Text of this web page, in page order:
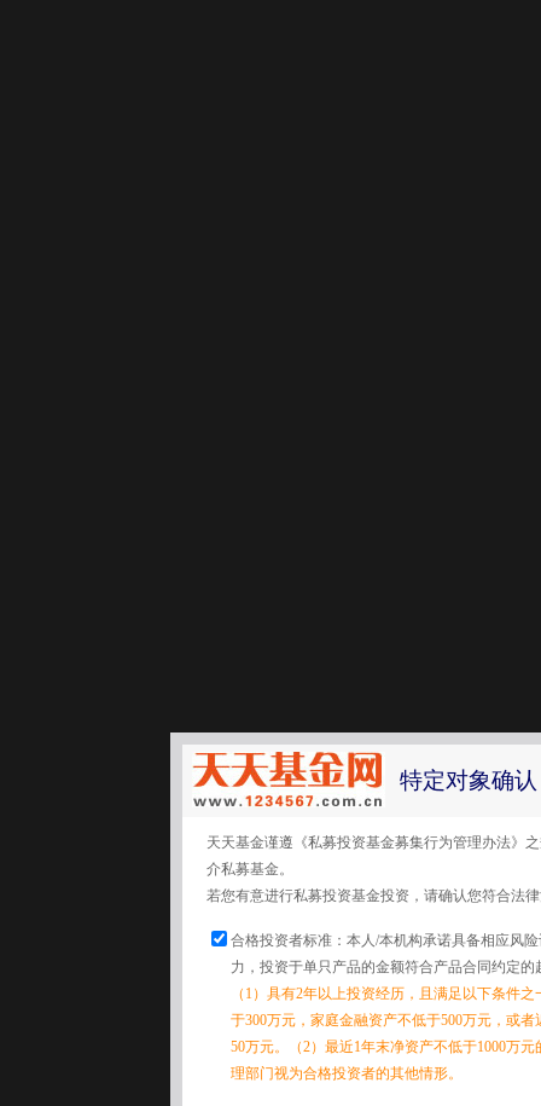
特定对象确认
天天基金谨遵《私募投资基金募集行为管理办法》
介私募基金。
若您有意进行私募投资基金投资，请确认您符合法
合格投资者标准：本人/本机构承诺具备相应风
力，投资于单只产品的金额符合产品合同约定的
（1）具有2年以上投资经历，且满足以下条件
于300万元，家庭金融资产不低于500万元，或
50万元。（2）最近1年末净资产不低于1000万
理部门视为合格投资者的其他情形。